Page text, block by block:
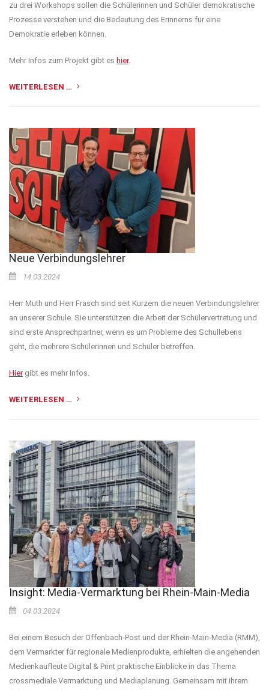
zu drei Workshops sollen die Schülerinnen und Schüler demokratische
Prozesse verstehen und die Bedeutung des Erinnerns für eine
Demokratie erleben können.
Mehr Infos zum Projekt gibt es hier.
WEITERLESEN …
Neue Verbindungslehrer
14.03.2024
Herr Muth und Herr Frasch sind seit Kurzem die neuen Verbindungslehrer
an unserer Schule. Sie unterstützen die Arbeit der Schülervertretung und
sind erste Ansprechpartner, wenn es um Probleme des Schullebens
geht, die mehrere Schülerinnen und Schüler betreffen.
Hiergibt es mehr Infos.
WEITERLESEN …
Insight: Media-Vermarktung bei Rhein-Main-Media
04.03.2024
Bei einem Besuch der Offenbach-Post und der Rhein-Main-Media (RMM),
dem Vermarkter für regionale Medienprodukte, erhielten die angehenden
Medienkaufleute Digital & Print praktische Einblicke in das Thema
crossmediale Vermarktung und Mediaplanung. Gemeinsam mit ihrem